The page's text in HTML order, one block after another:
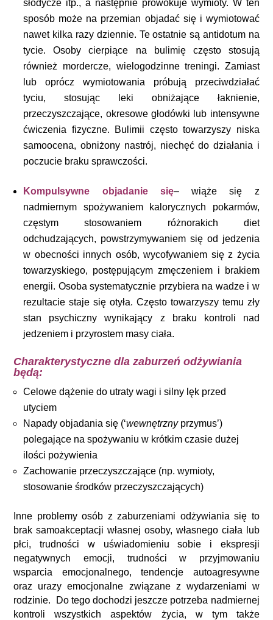
słodycze itp., a następnie prowokuje wymioty. W ten
sposób może na przemian objadać się i wymiotować
nawet kilka razy dziennie. Te ostatnie są antidotum na
tycie. Osoby cierpiące na bulimię często stosują
również mordercze, wielogodzinne treningi. Zamiast
lub oprócz wymiotowania próbują przeciwdziałać
tyciu, stosując leki obniżające łaknienie,
przeczyszczające, okresowe głodówki lub intensywne
ćwiczenia fizyczne. Bulimii często towarzyszy niska
samoocena, obniżony nastrój, niechęć do działania i
poczucie braku sprawczości.
Kompulsywne objadanie się– wiąże się z
nadmiernym spożywaniem kalorycznych pokarmów,
częstym stosowaniem różnorakich diet
odchudzających, powstrzymywaniem się od jedzenia
w obecności innych osób, wycofywaniem się z życia
towarzyskiego, postępującym zmęczeniem i brakiem
energii. Osoba systematycznie przybiera na wadze i w
rezultacie staje się otyła. Często towarzyszy temu zły
stan psychiczny wynikający z braku kontroli nad
jedzeniem i przyrostem masy ciała.
Charakterystyczne dla zaburzeń odżywiania
będą:
Celowe dążenie do utraty wagi i silny lęk przed
utyciem
Napady objadania się (‘wewnętrzny przymus’)
polegające na spożywaniu w krótkim czasie dużej
ilości pożywienia
Zachowanie przeczyszczające (np. wymioty,
stosowanie środków przeczyszczających)
Inne problemy osób z zaburzeniami odżywiania się to
brak samoakceptacji własnej osoby, własnego ciała lub
płci, trudności w uświadomieniu sobie i ekspresji
negatywnych emocji, trudności w przyjmowaniu
wsparcia emocjonalnego, tendencje autoagresywne
oraz urazy emocjonalne związane z wydarzeniami w
rodzinie. Do tego dochodzi jeszcze potrzeba nadmiernej
kontroli wszystkich aspektów życia, w tym także